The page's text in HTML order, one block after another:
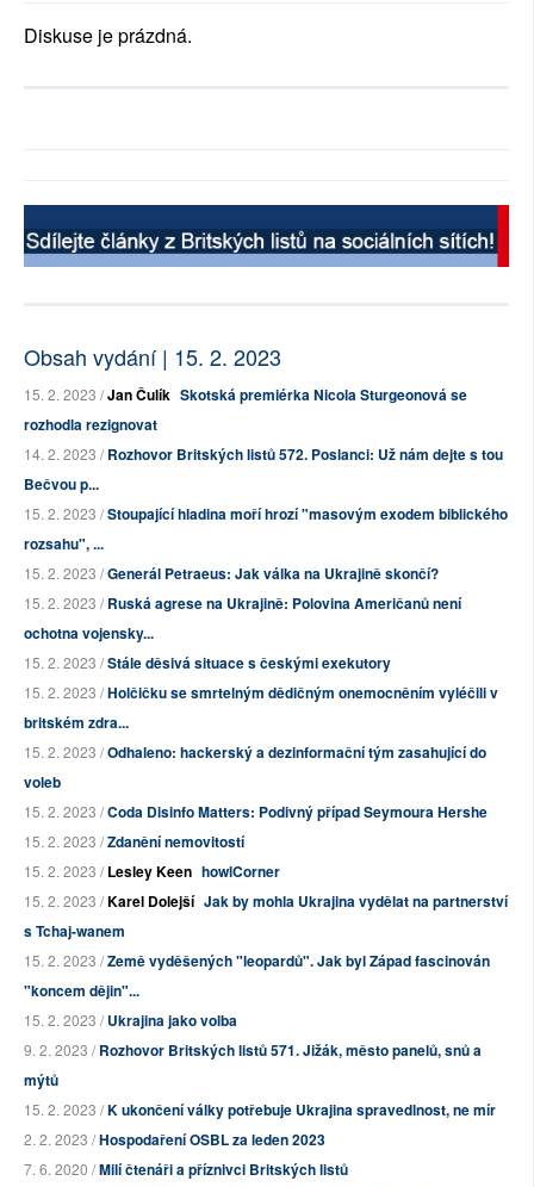
Diskuse je prázdná.
Obsah vydání | 15. 2. 2023
15. 2. 2023 /Jan Čulík Skotská premiérka Nicola Sturgeonová se
rozhodla rezignovat
14. 2. 2023 /Rozhovor Britských listů 572. Poslanci: Už nám dejte s tou
Bečvou p...
15. 2. 2023 /Stoupající hladina moří hrozí "masovým exodem biblického
rozsahu", ...
15. 2. 2023 /Generál Petraeus: Jak válka na Ukrajině skončí?
15. 2. 2023 /Ruská agrese na Ukrajině: Polovina Američanů není
ochotna vojensky...
15. 2. 2023 /Stále děsivá situace s českými exekutory
15. 2. 2023 /Holčičku se smrtelným dědičným onemocněním vyléčili v
britském zdra...
15. 2. 2023 /Odhaleno: hackerský a dezinformační tým zasahující do
voleb
15. 2. 2023 /Coda Disinfo Matters: Podivný případ Seymoura Hershe
15. 2. 2023 /Zdanění nemovitostí
15. 2. 2023 /Lesley Keen howlCorner
15. 2. 2023 /Karel Dolejší Jak by mohla Ukrajina vydělat na partnerství
s Tchaj-wanem
15. 2. 2023 /Země vyděšených "leopardů". Jak byl Západ fascinován
"koncem dějin"...
15. 2. 2023 /Ukrajina jako volba
9. 2. 2023 /Rozhovor Britských listů 571. Jižák, město panelů, snů a
mýtů
15. 2. 2023 /K ukončení války potřebuje Ukrajina spravedlnost, ne mír
2. 2. 2023 /Hospodaření OSBL za leden 2023
7. 6. 2020 /Milí čtenáři a příznivci Britských listů